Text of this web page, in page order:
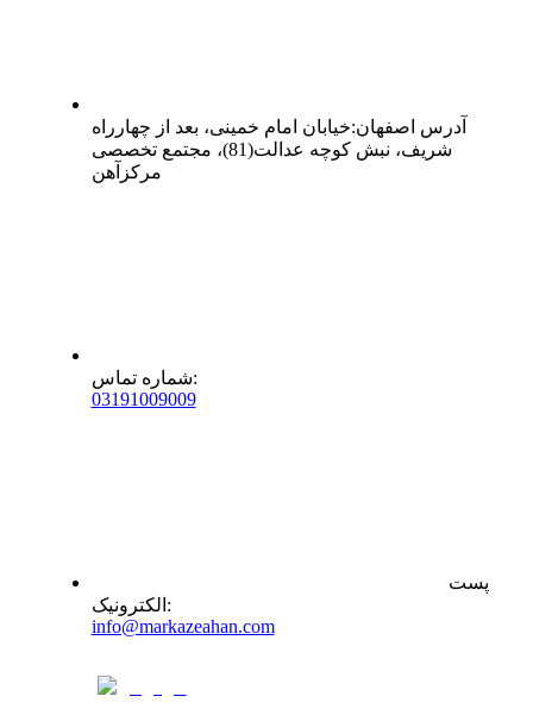
آدرس اصفهان:خیابان امام خمینی، بعد از چهارراه
شریف، نبش کوچه عدالت(81)، مجتمع تخصصی
مرکزآهن
شماره تماس:
03191009009
پست
الکترونیک :
info@markazeahan.com